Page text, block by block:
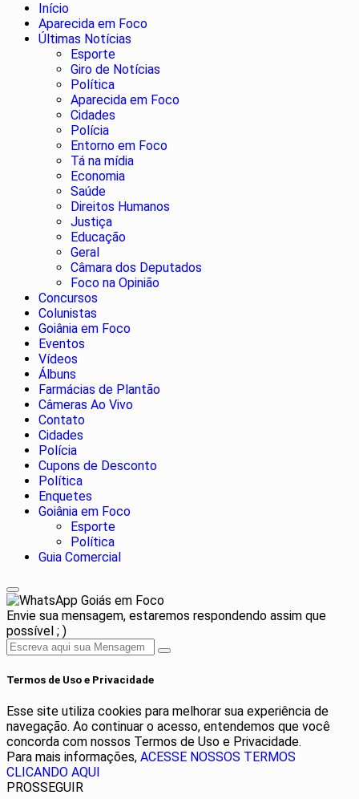
Início
Aparecida em Foco
Últimas Notícias
Esporte
Giro de Notícias
Política
Aparecida em Foco
Cidades
Polícia
Entorno em Foco
Tá na mídia
Economia
Saúde
Direitos Humanos
Justiça
Educação
Geral
Câmara dos Deputados
Foco na Opinião
Concursos
Colunistas
Goiânia em Foco
Eventos
Vídeos
Álbuns
Farmácias de Plantão
Câmeras Ao Vivo
Contato
Cidades
Polícia
Cupons de Desconto
Política
Enquetes
Goiânia em Foco
Esporte
Política
Guia Comercial
Goiás em Foco
Envie sua mensagem, estaremos respondendo assim que
possível ; )
Termos de Uso e Privacidade
Esse site utiliza cookies para melhorar sua experiência de
navegação. Ao continuar o acesso, entendemos que você
concorda com nossos Termos de Uso e Privacidade.
Para mais informações, ACESSE NOSSOS TERMOS
CLICANDO AQUI
PROSSEGUIR